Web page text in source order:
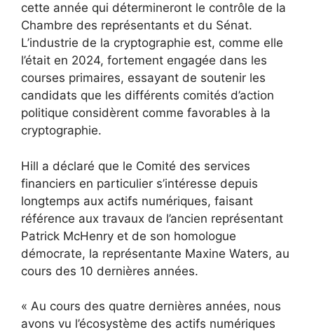
cette année qui détermineront le contrôle de la
Chambre des représentants et du Sénat.
L’industrie de la cryptographie est, comme elle
l’était en 2024, fortement engagée dans les
courses primaires, essayant de soutenir les
candidats que les différents comités d’action
politique considèrent comme favorables à la
cryptographie.
Hill a déclaré que le Comité des services
financiers en particulier s’intéresse depuis
longtemps aux actifs numériques, faisant
référence aux travaux de l’ancien représentant
Patrick McHenry et de son homologue
démocrate, la représentante Maxine Waters, au
cours des 10 dernières années.
« Au cours des quatre dernières années, nous
avons vu l’écosystème des actifs numériques